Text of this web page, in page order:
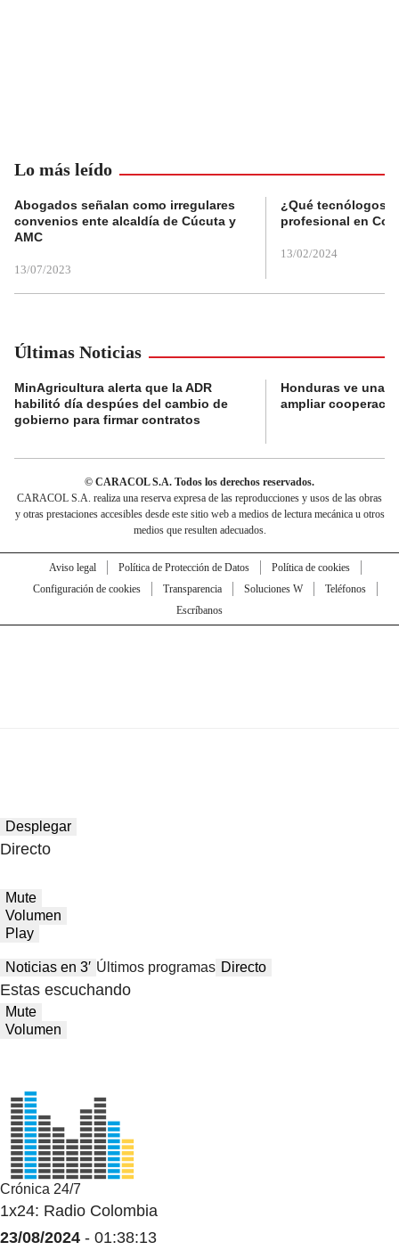
Lo más leído
Abogados señalan como irregulares
convenios ente alcaldía de Cúcuta y
AMC
13/07/2023
¿Qué tecnólogos
profesional en
13/02/2024
Últimas Noticias
MinAgricultura alerta que la ADR
habilitó día despúes del cambio de
gobierno para firmar contratos
Honduras ve una
ampliar
© CARACOL S.A. Todos los derechos reservados.
CARACOL S.A. realiza una reserva expresa de las reproducciones y usos de las obras
y otras prestaciones accesibles desde este sitio web a medios de lectura mecánica u otros
medios que resulten adecuados.
Aviso legal Política de Protección de Datos
Política de cookies
Configuración de cookies
Transparencia Soluciones W
Teléfonos
Escríbanos
Desplegar
Directo
Mute
Volumen
Play
Noticias en 3′ Últimos programas Directo
Estas escuchando
Mute
Volumen
Crónica 24/7
1x24: Radio Colombia
23/08/2024 - 01:38:13